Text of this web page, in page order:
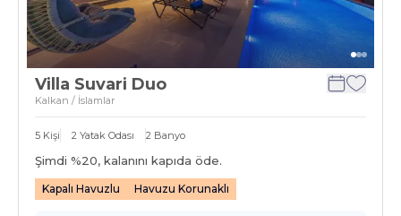
Villa Suvari Duo
Kalkan / İslamlar
5 Kişi 2 Yatak Odası 2 Banyo
Şimdi %20, kalanını kapıda öde.
Kapalı Havuzlu Havuzu Korunaklı